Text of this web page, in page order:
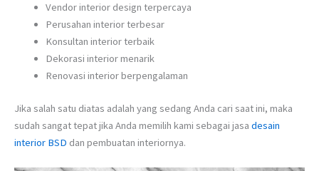
Vendor interior design terpercaya
Perusahan interior terbesar
Konsultan interior terbaik
Dekorasi interior menarik
Renovasi interior berpengalaman
Jika salah satu diatas adalah yang sedang Anda cari saat ini, maka
sudah sangat tepat jika Anda memilih kami sebagai jasa desain
interior BSD dan pembuatan interiornya.